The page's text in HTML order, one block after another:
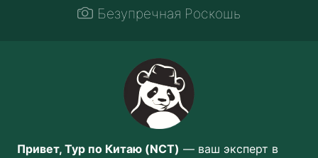
Безупречная Роскошь
Привет, Тур по Китаю (NCT) — ваш эксперт в